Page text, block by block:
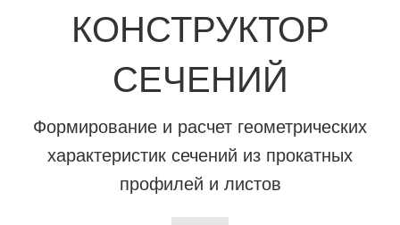
КОНСТРУКТОР
СЕЧЕНИЙ
Формирование и расчет геометрических
характеристик сечений из прокатных
профилей и листов